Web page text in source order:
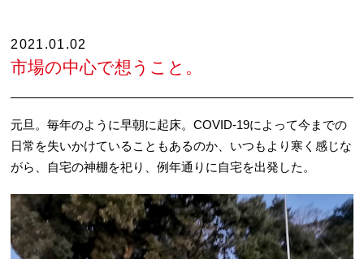
2021.01.02
市場の中心で想うこと。
元旦。毎年のように早朝に起床。COVID-19によって今までの
日常を失いかけていることもあるのか、いつもより寒く感じな
がら、自宅の神棚を祀り、例年通りに自宅を出発した。